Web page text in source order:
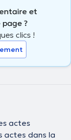
et
?
clics !
actes
actes dans la